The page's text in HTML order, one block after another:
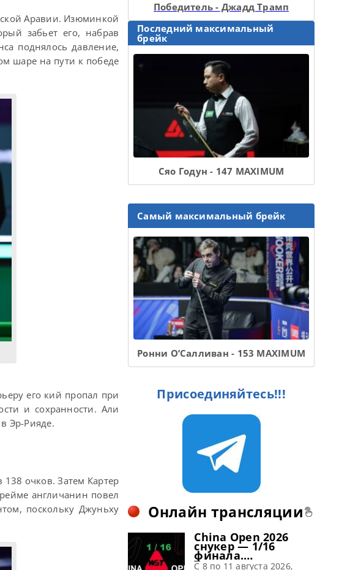
Аравии. Изюминкой
забьет его, набрав
поднялось давление,
шаре на пути к победе
его кий пропал при
и сохранности. Али
Эр-Рияде.
очков. Затем Картер
англичанин повел
поскольку Джуньху
Победитель - Джадд Трамп
Последний максимальный
брейк
Сяо Годун - 147 MAXIMUM
Самый максимальный брейк
Ронни О’Салливан - 153 MAXIMUM
Присоединяйтесь!!!
Онлайн трансляции
China Open 2026
снукер — 1/16
финала.
Трансляции
C 8 по 11 августа 2026,